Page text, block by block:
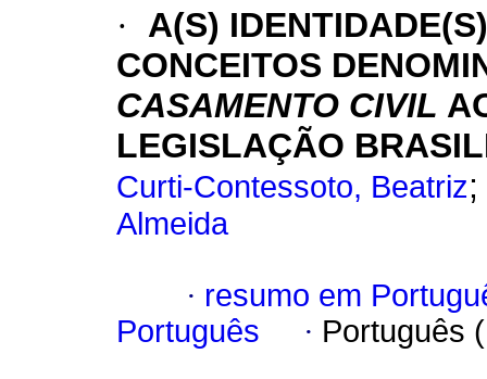
·
A(S)
CONCEITOS
CASAMENTO CIVIL
LEGISLAÇÃO
Curti-Contessoto, Beatriz;
Almeida
· resumo em
Português
· Português